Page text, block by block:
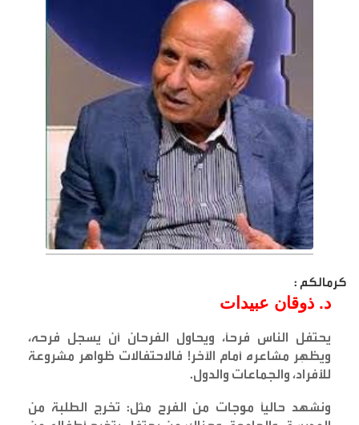
كرمالكم :
د. ذوقان عبيدات
يحتفل الناس فرحًا، ويحاول الفرحان أن يسجل فرحه،
ويظهِر مشاعره أمام الآخر! فالاحتفالات ظواهر مشروعة
للأفراد، والجماعات والدول.
ونشهد حاليًا موجات من الفرح مثل: تخرج الطلبة من